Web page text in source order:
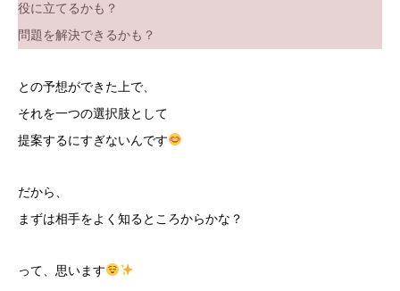
役に立てるかも？
問題を解決できるかも？
との予想ができた上で、
それを一つの選択肢として
提案するにすぎないんです
だから、
まずは相手をよく知るところからかな？
って、思います